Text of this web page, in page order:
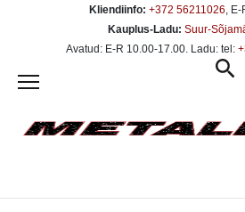
Kliendiinfo: +372 56211026, E-
Kauplus-Ladu: Suur-
Avatud: E-R 10.00-17.00. Ladu: tel: